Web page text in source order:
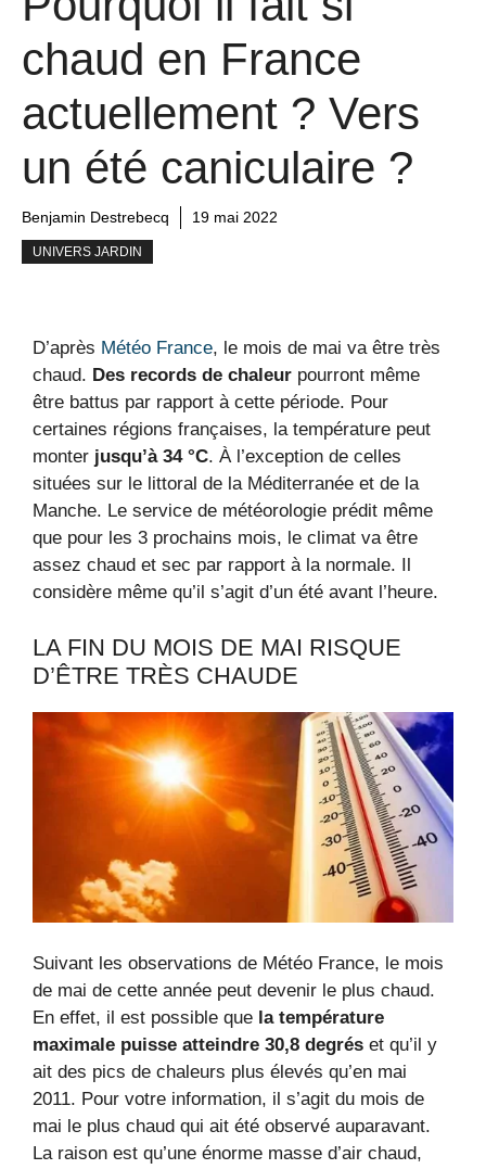
chaud en France
actuellement ? Vers
un été caniculaire ?
Benjamin Destrebecq 19 mai 2022
UNIVERS JARDIN
D’après Météo France, le mois de mai va être très
chaud. Des records de chaleur pourront même
être battus par rapport à cette période. Pour
certaines régions françaises, la température peut
monter jusqu’à 34 °C. À l’exception de celles
situées sur le littoral de la Méditerranée et de la
Manche. Le service de météorologie prédit même
que pour les 3 prochains mois, le climat va être
assez chaud et sec par rapport à la normale. Il
considère même qu’il s’agit d’un été avant l’heure.
LA FIN DU MOIS DE MAI RISQUE
D’ÊTRE TRÈS CHAUDE
Suivant les observations de Météo France, le mois
de mai de cette année peut devenir le plus chaud.
En effet, il est possible que la température
maximale puisse atteindre 30,8 degrés et qu’il y
ait des pics de chaleurs plus élevés qu’en mai
2011. Pour votre information, il s’agit du mois de
mai le plus chaud qui ait été observé auparavant.
La raison est qu’une énorme masse d’air chaud,